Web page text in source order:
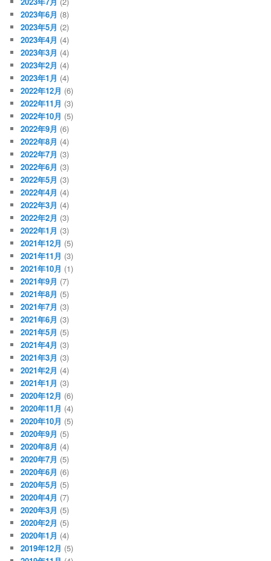
2023年6月 (8)
2023年5月 (2)
2023年4月 (4)
2023年3月 (4)
2023年2月 (4)
2023年1月 (4)
2022年12月 (6)
2022年11月 (3)
2022年10月 (5)
2022年9月 (6)
2022年8月 (4)
2022年7月 (3)
2022年6月 (3)
2022年5月 (3)
2022年4月 (4)
2022年3月 (4)
2022年2月 (3)
2022年1月 (3)
2021年12月 (5)
2021年11月 (3)
2021年10月 (1)
2021年9月 (7)
2021年8月 (5)
2021年7月 (3)
2021年6月 (3)
2021年5月 (5)
2021年4月 (3)
2021年3月 (3)
2021年2月 (4)
2021年1月 (3)
2020年12月 (6)
2020年11月 (4)
2020年10月 (5)
2020年9月 (5)
2020年8月 (4)
2020年7月 (5)
2020年6月 (6)
2020年5月 (5)
2020年4月 (7)
2020年3月 (5)
2020年2月 (5)
2020年1月 (4)
2019年12月 (5)